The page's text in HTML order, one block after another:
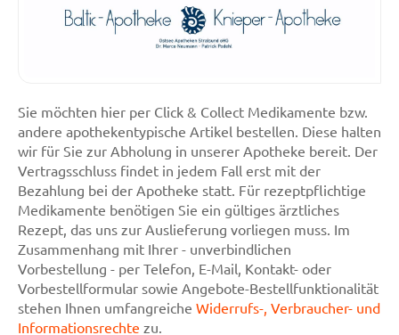
Sie möchten hier per Click & Collect Medikamente bzw.
andere apothekentypische Artikel bestellen. Diese halten
wir für Sie zur Abholung in unserer Apotheke bereit. Der
Vertragsschluss findet in jedem Fall erst mit der
Bezahlung bei der Apotheke statt. Für rezeptpflichtige
Medikamente benötigen Sie ein gültiges ärztliches
Rezept, das uns zur Auslieferung vorliegen muss. Im
Zusammenhang mit Ihrer - unverbindlichen
Vorbestellung - per Telefon, E-Mail, Kontakt- oder
Vorbestellformular sowie Angebote-Bestellfunktionalität
stehen Ihnen umfangreiche Widerrufs-, Verbraucher- und
Informationsrechte zu.